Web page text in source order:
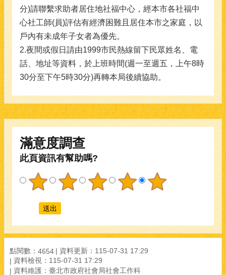
分)請聯繫求助者居住地社福中心，經本市各社福中
心社工師(員)評估有經濟困難且居住本市之家庭，以
戶內有未成年子女者為優先。
2.夜間或假日請由1999市民熱線留下民眾姓名、電
話、地址等資料，於上班時間(週一至週五，上午8時
30分至下午5時30分)再轉本局後續協助。
滿意度調查
此頁資訊有幫助嗎?
點閱數： 4654
資料更新：115-07-31 17:29
資料檢視：115-07-31 17:29
資料維護：臺北市政府社會局社會工作科